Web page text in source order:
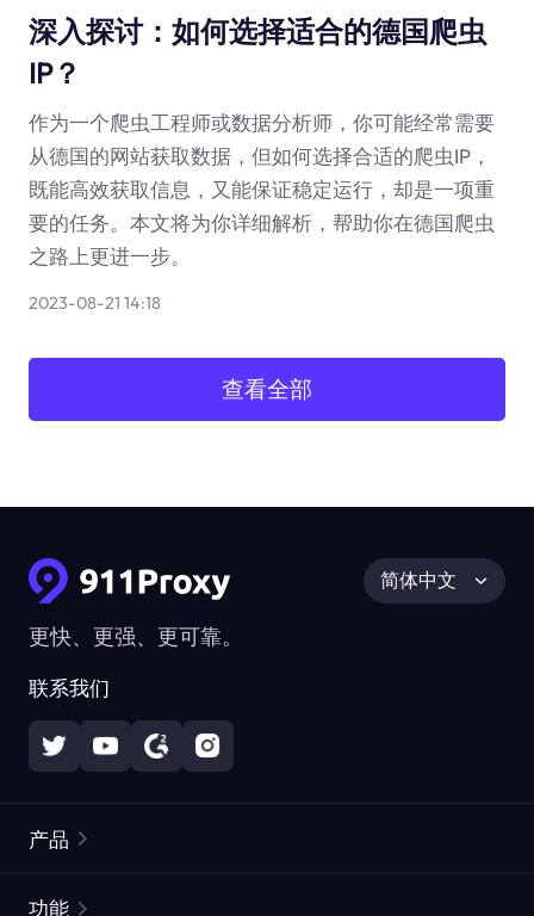
深入探讨：如何选择适合的德国爬虫
IP？
作为一个爬虫工程师或数据分析师，你可能经常需要
从德国的网站获取数据，但如何选择合适的爬虫IP，
既能高效获取信息，又能保证稳定运行，却是一项重
要的任务。本文将为你详细解析，帮助你在德国爬虫
之路上更进一步。
2023-08-21 14:18
查看全部
更快、更强、更可靠。
联系我们
简体中文
产品
功能